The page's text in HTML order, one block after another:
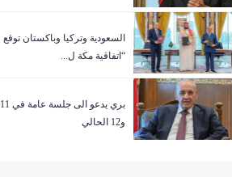
السعودية وتركيا وباكستان توقع
“اتفاقية مكة ل...
بري يدعو الى جلسة عامة في 11
و12 الحالي